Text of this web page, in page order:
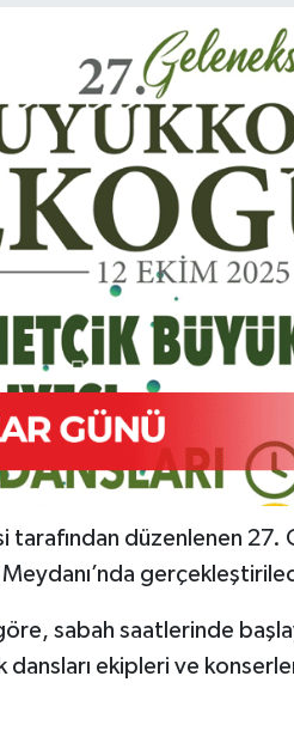
düzenlenen 27.
sabah saatlerinde
ekipleri ve